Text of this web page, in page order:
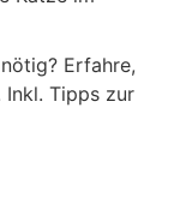
Erfahre,
Inkl. Tipps zur